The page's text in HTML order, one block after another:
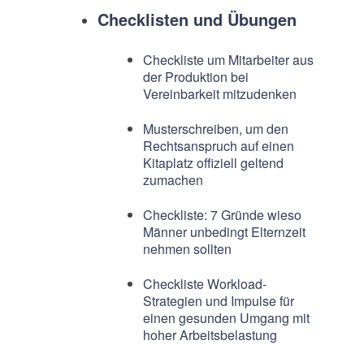
Checklisten und Übungen
Checkliste um Mitarbeiter aus
der Produktion bei
Vereinbarkeit mitzudenken
Musterschreiben, um den
Rechtsanspruch auf einen
Kitaplatz offiziell geltend
zumachen
Checkliste: 7 Gründe wieso
Männer unbedingt Elternzeit
nehmen sollten
Checkliste Workload-
Strategien und Impulse für
einen gesunden Umgang mit
hoher Arbeitsbelastung